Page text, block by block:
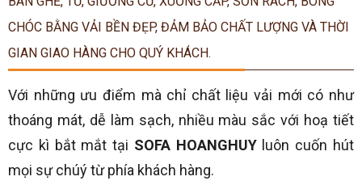
CHÓC BẰNG VẢI BỀN ĐẸP, ĐẢM BẢO CHẤT LƯỢNG VÀ THỜI
GIAN GIAO HÀNG CHO QUÝ KHÁCH.
Với những ưu điểm mà chỉ chất liệu vải mới có như
thoáng mát, dễ làm sạch, nhiều màu sắc với hoạ tiết
cực kì bắt mắt tại SOFA HOANGHUYluôn cuốn hút
mọi sự chúý từ phía khách hàng.